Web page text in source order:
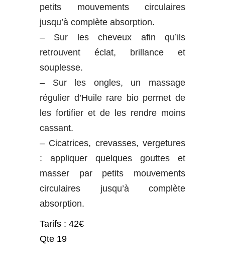
petits mouvements circulaires
jusqu’à complète absorption.
– Sur les cheveux afin qu’ils
retrouvent éclat, brillance et
souplesse.
– Sur les ongles, un massage
régulier d’Huile rare bio permet de
les fortifier et de les rendre moins
cassant.
– Cicatrices, crevasses, vergetures
: appliquer quelques gouttes et
masser par petits mouvements
circulaires jusqu’à complète
absorption.
Tarifs : 42€
Qte 19